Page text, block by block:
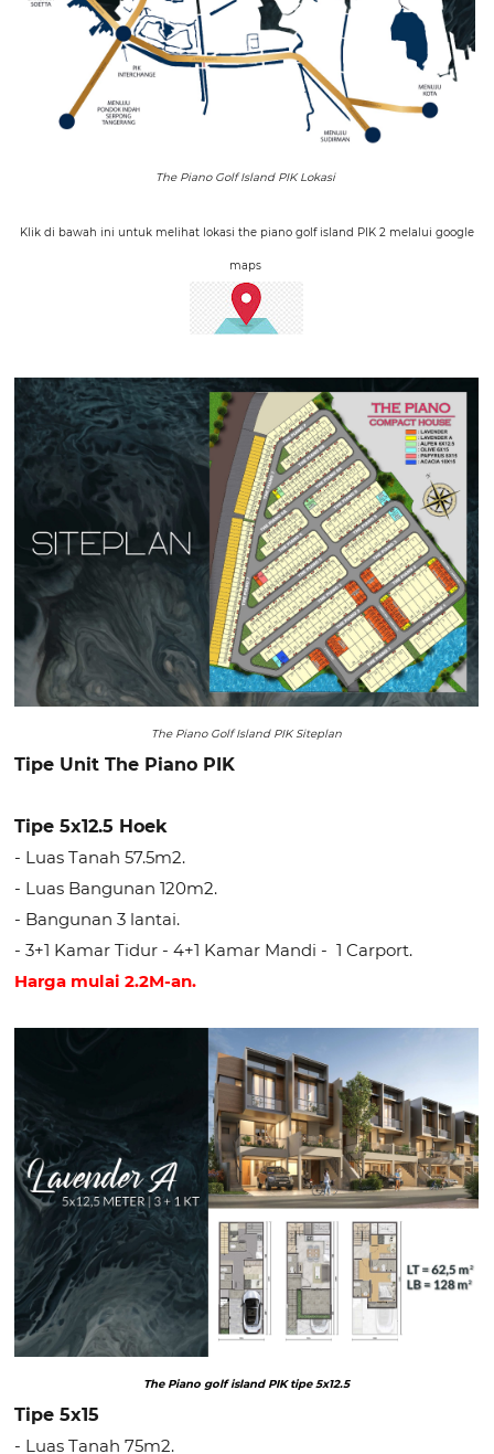
The Piano Golf Island PIK Lokasi
Klik di bawah ini untuk melihat lokasi the piano golf island PIK 2 melalui google
maps
The Piano Golf Island PIK Siteplan
Tipe Unit The Piano PIK
Tipe 5x12.5 Hoek
- Luas Tanah 57.5m2.
- Luas Bangunan 120m2.
- Bangunan 3 lantai.
- 3+1 Kamar Tidur - 4+1 Kamar Mandi - 1 Carport.
Harga mulai 2.2M-an.
The Piano golf island PIK tipe 5x12.5
Tipe 5x15
- Luas Tanah 75m2.